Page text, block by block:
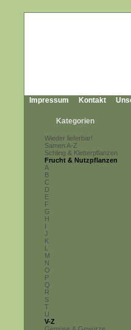
Impressum Kontakt
Kategorien
Wieder lieferbar!
Samen A-Z
Schling & Kletterpflanzen
Frucht & Nutzpflanzen
A
B
C
D
E
F
G
H
I
J
K
L
M
N
O
P
Q
R
S
T
U
V-Z